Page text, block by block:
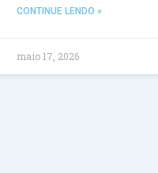
CONTINUE LENDO »
maio 17, 2026